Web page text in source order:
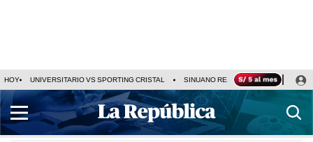
HOY UNIVERSITARIO VS SPORTING CRISTAL SINUANO RESULTADOS HOY